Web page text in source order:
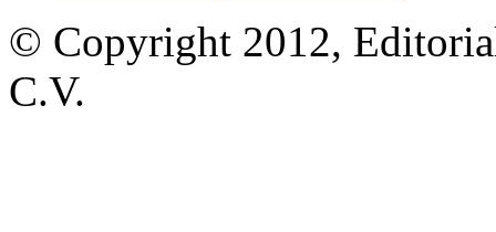
© Copyright 2012,
C.V.